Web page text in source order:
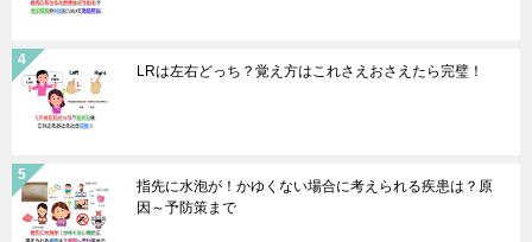
LRは左右どっち？覚え方はこれさえおさえたら完璧！
指先に水泡が！かゆくない場合に考えられる疾患は？原
因～予防策まで